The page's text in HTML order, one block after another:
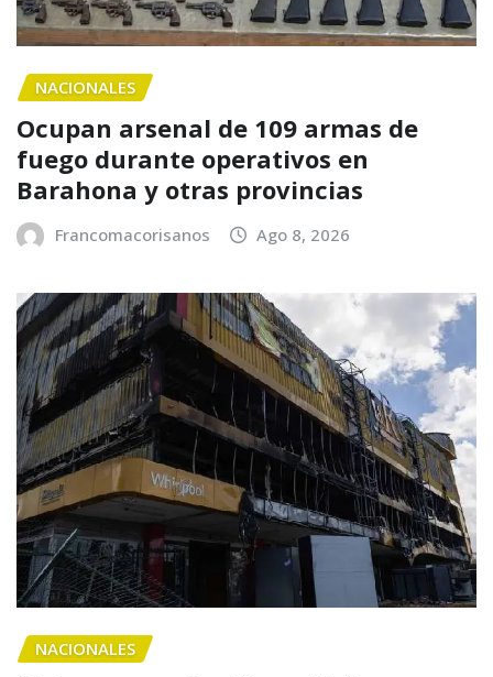
NACIONALES
Ocupan arsenal de 109 armas de
fuego durante operativos en
Barahona y otras provincias
Francomacorisanos Ago 8, 2026
NACIONALES